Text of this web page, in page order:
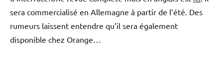
sera commercialisé en Allemagne à partir de l’été. Des
rumeurs laissent entendre qu’il sera également
disponible chez Orange…